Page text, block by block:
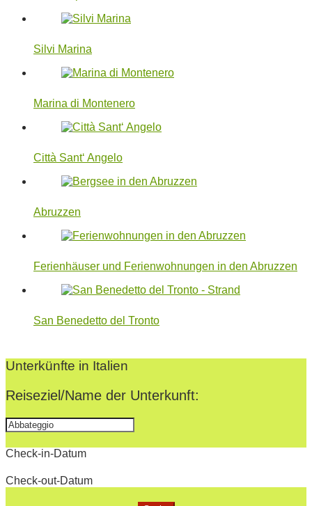
Silvi Marina
Marina di Montenero
Città Sant‘ Angelo
Abruzzen
Ferienhäuser und Ferienwohnungen in den Abruzzen
San Benedetto del Tronto
07-
06
Unterkünfte in Italien
Reiseziel/Name der Unterkunft:
Check-in-Datum
Check-out-Datum